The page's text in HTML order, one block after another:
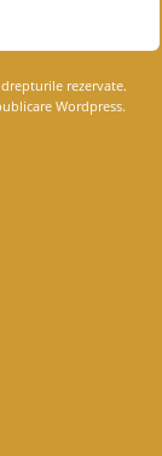
rezervate.
Wordpress.